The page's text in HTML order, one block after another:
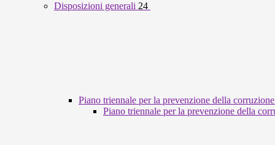
Disposizioni generali 24
Piano triennale per la prevenzione della
Piano triennale per la prevenzione della